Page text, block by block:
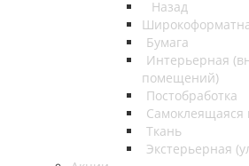
Назад
Бумага
Интерьерная
помещений)
Постобработка
Самоклеящаяся
Ткань
Экстерьерная